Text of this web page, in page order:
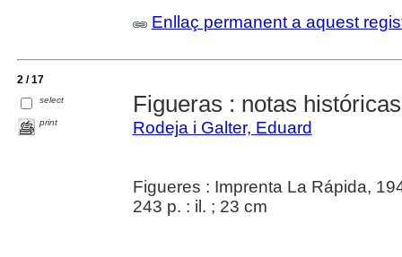
Enllaç permanent a aquest
2 / 17
select
print
Figueras : notas
Rodeja i Galter, Eduard
Figueres : Imprenta La Rápida,
243 p. : il. ; 23 cm